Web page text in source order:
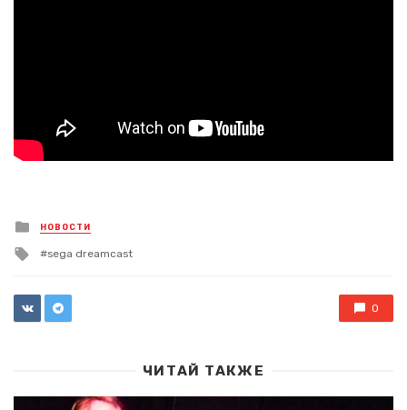
Posted
in
НОВОСТИ
Tagged
sega dreamcast
0
ЧИТАЙ ТАКЖЕ